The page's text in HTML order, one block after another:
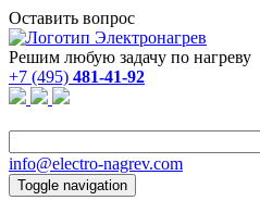
Оставить вопрос
Решим любую задачу по нагреву
+7 (495) 481-41-92
info@electro-nagrev.com
Toggle navigation